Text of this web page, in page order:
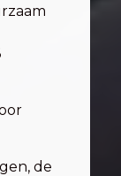
de